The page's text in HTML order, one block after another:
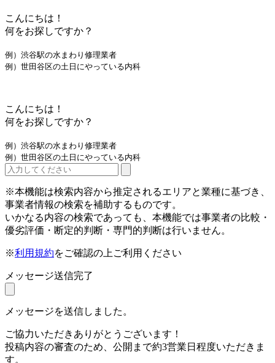
こんにちは！
何をお探しですか？
例）渋谷駅の水まわり修理業者
例）世田谷区の土日にやっている内科
こんにちは！
何をお探しですか？
例）渋谷駅の水まわり修理業者
例）世田谷区の土日にやっている内科
※本機能は検索内容から推定されるエリアと業種に基づき、
事業者情報の検索を補助するものです。
いかなる内容の検索であっても、本機能では事業者の比較・
優劣評価・断定的判断・専門的判断は行いません。
※利用規約をご確認の上ご利用ください
メッセージ送信完了
メッセージを送信しました。
ご協力いただきありがとうございます！
投稿内容の審査のため、公開まで約3営業日程度いただきま
す。